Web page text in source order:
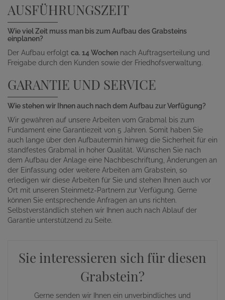
AUSFÜHRUNGSZEIT
Wie viel Zeit muss man bis zum Aufbau des Grabsteins
einplanen?
Der Aufbau erfolgt ca. 14 Wochen nach Auftragserteilung und
Freigabe durch den Kunden sowie der Friedhofsverwaltung.
GARANTIE UND SERVICE
Wie stehen wir Ihnen auch nach dem Aufbau zur Verfügung?
Wir gewähren auf unsere Arbeiten vom Grabmal bis zum
Fundament eine Garantiezeit von 5 Jahren. Somit haben Sie
auch lange über den Aufbautermin hinweg die Sicherheit für ein
standfestes Grabmal in hoher Qualität. Wünschen Sie nach
dem Aufbau der Anlage eine Nachbeschriftung, Änderungen an
der Einfassung oder weitere Arbeiten am Grabstein, so
erledigen wir diese Arbeiten für Sie und stehen Ihnen auch vor
Ort mit unseren Steinmetz-Partnern zur Verfügung. Gerne
können Sie entsprechende Anfragen an uns richten.
Selbstverständlich stehen wir Ihnen auch nach Ablauf der
Garantie unterstützend zu Seite.
Sie interessieren sich für diesen
Grabstein?
Gerne senden wir Ihnen ein unverbindliches und